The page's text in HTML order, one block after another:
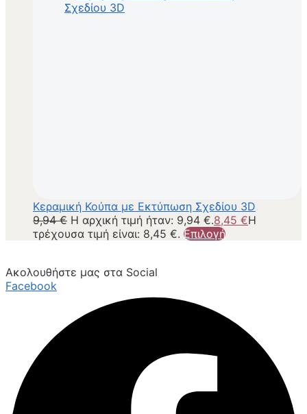
Κεραμική Κούπα με Εκτύπωση Σχεδίου 3D
9,94€ Η αρχική τιμή ήταν: 9,94 €.8,45 €Η
τρέχουσα τιμή είναι: 8,45 €. Επιλογή
Ακολουθήστε μας στα Social
Facebook